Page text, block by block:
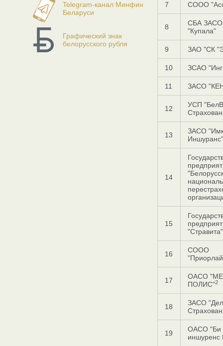
Telegram-канал Минфин
Беларуси
Графический знак
белорусского рубля
7 СООО
8
СБА ЗАСО
"Купала"
9 ЗАО "СК
10 ЗСАО
11 ЗАСО
12
УСП
13
ЗАСО
Иншуранс"
14
15
"Стравита"
16
СООО
17
ОАСО
ПОЛИС"2
18
ЗАСО
19
ОАСО "Би
иншуренс